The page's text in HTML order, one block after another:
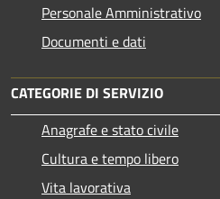
Personale Amministrativo
Documenti e dati
CATEGORIE DI SERVIZIO
Anagrafe e stato civile
Cultura e tempo libero
Vita lavorativa